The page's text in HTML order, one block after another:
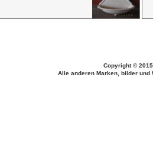
Copyright ©
Alle anderen Marken, bilder und